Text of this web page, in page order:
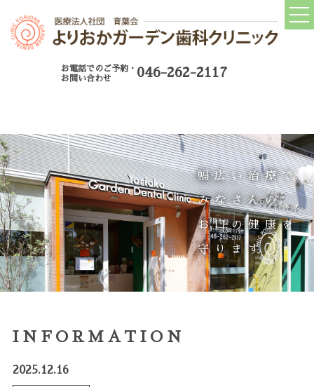
トップ
TOP
当院について
院長紹介
院内ツアー
院内設備
アクセス
当院の取り組み
コロナウィルス対策
お電話でのご予約・
お問い合わせ
046-262-2117
幅広い治療で
みなさんの
お口の健康を
守ります。
INFORMATION
2025.12.16